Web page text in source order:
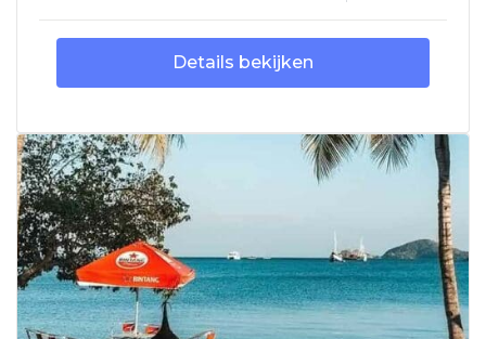
Details bekijken